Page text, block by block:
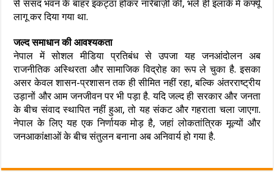
से संसद भवन के बाहर इकट्ठा होकर नारेबाज़ी की, भले ही इलाके में कर्फ्यू
लागू कर दिया गया था.
जल्द समाधान की आवश्यकता
नेपाल में सोशल मीडिया प्रतिबंध से उपजा यह जनआंदोलन अब
राजनीतिक अस्थिरता और सामाजिक विद्रोह का रूप ले चुका है. इसका
असर केवल शासन-प्रशासन तक ही सीमित नहीं रहा, बल्कि अंतरराष्ट्रीय
उड़ानों और आम जनजीवन पर भी पड़ा है. यदि जल्द ही सरकार और जनता
के बीच संवाद स्थापित नहीं हुआ, तो यह संकट और गहराता चला जाएगा.
नेपाल के लिए यह एक निर्णायक मोड़ है, जहां लोकतांत्रिक मूल्यों और
जनआकांक्षाओं के बीच संतुलन बनाना अब अनिवार्य हो गया है.